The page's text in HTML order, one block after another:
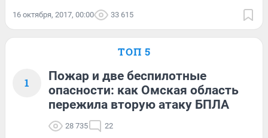
16 октября, 2017, 00:00 33 615
ТОП 5
1
Пожар и две беспилотные
опасности: как Омская область
пережила вторую атаку БПЛА
28 735 22